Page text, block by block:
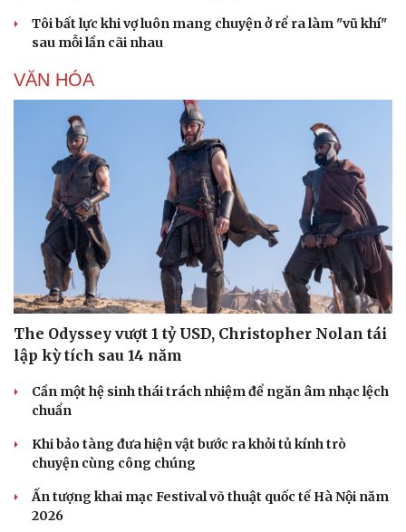
Tôi bất lực khi vợ luôn mang chuyện ở rể ra làm "vũ khí"
sau mỗi lần cãi nhau
VĂN HÓA
The Odyssey vượt 1 tỷ USD, Christopher Nolan tái
lập kỳ tích sau 14 năm
Cần một hệ sinh thái trách nhiệm để ngăn âm nhạc lệch
chuẩn
Khi bảo tàng đưa hiện vật bước ra khỏi tủ kính trò
chuyện cùng công chúng
Ấn tượng khai mạc Festival võ thuật quốc tế Hà Nội năm
2026